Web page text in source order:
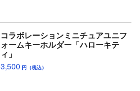
コラボレーションミニチュアユニフ
ォームキーホルダー「ハローキテ
ィ」
3,500 円（税込）